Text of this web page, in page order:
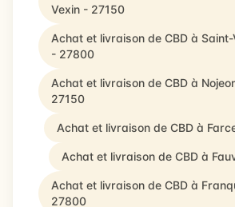
Vexin - 27150
Achat et livraison de CBD à
- 27800
Achat et livraison de CBD à
27150
Achat et livraison de CBD à
Achat et livraison de CBD à
Achat et livraison de CBD à
27800